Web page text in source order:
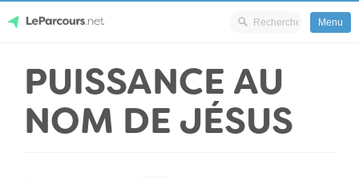
content
LeParcours.net
Menu
PUISSANCE AU
NOM DE JÉSUS